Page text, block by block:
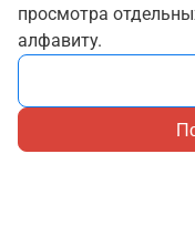
просмотра
алфавиту.